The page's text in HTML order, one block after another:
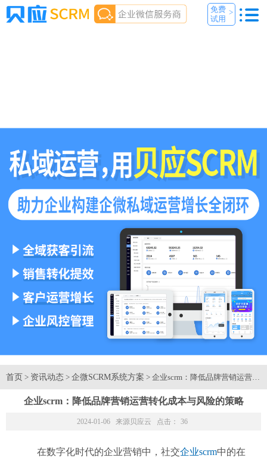
免费
试用
>
首页 > 资讯动态 > 企微SCRM系统方案 > 企业scrm：降低品牌营销运营转
企业scrm：降低品牌营销运营转化成本与风险的策略
2024-01-06 来源贝应云 点击： 36
在数字化时代的企业营销中，社交企业scrm中的在